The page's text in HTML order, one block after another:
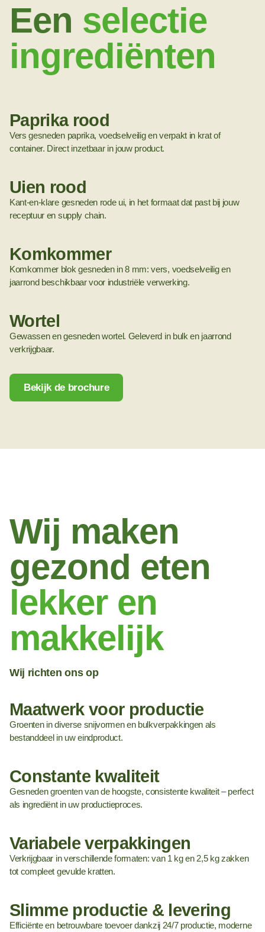
Een selectie
ingrediënten
Paprika rood
Vers gesneden paprika, voedselveilig en verpakt in krat of
container. Direct inzetbaar in jouw product.
Uien rood
Kant-en-klare gesneden rode ui, in het formaat dat past bij jouw
receptuur en supply chain.
Komkommer
Komkommer blok gesneden in 8 mm: vers, voedselveilig en
jaarrond beschikbaar voor industriële verwerking.
Wortel
Gewassen en gesneden wortel. Geleverd in bulk en jaarrond
verkrijgbaar.
Bekijk de brochure
Wij maken
gezond eten
lekker en
makkelijk
Wij richten ons op
Maatwerk voor productie
Groenten in diverse snijvormen en bulkverpakkingen als
bestanddeel in uw eindproduct.
Constante kwaliteit
Gesneden groenten van de hoogste, consistente kwaliteit – perfect
als ingrediënt in uw productieproces.
Variabele verpakkingen
Verkrijgbaar in verschillende formaten: van 1 kg en 2,5 kg zakken
tot compleet gevulde kratten.
Slimme productie & levering
Efficiënte en betrouwbare toevoer dankzij 24/7 productie, moderne